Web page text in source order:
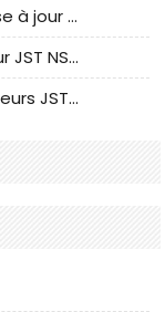
CLIFF参照下的国产连接器测试标准更新 Mise à jour des normes de test des connecteurs nationaux sous la référence CLIFF
Connecteur JST - Fournit le connecteur JST NSHR-02V-S original | Équivalent
Connecteur JST - Fournit des connecteurs JST GHR-09V-S authentiques et des produits de remplacement|